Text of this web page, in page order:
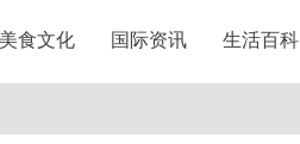
美食文化 国际资讯 生活百科